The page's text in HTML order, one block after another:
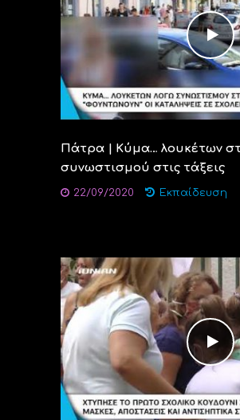
Πάτρα | Κύμα… λουκέτων
συνωστισμού στις τάξεις
22/09/2020 Εκπαίδευση